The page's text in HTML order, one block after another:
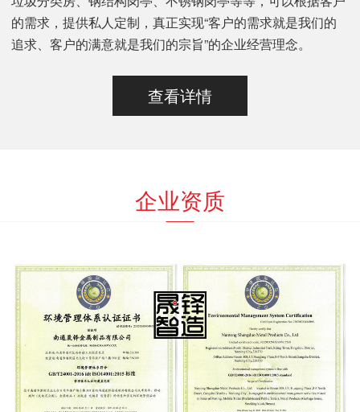
的需求，提供私人定制，真正实现“客户的需求就是我们的
追求、客户的满意就是我们的宗旨”的企业经营理念。
查看详情
企业资质